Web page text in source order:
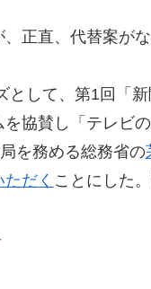
正直、代替案が
として、第1回「
協賛し「テレビ
を務める総務省の
だく ことにした